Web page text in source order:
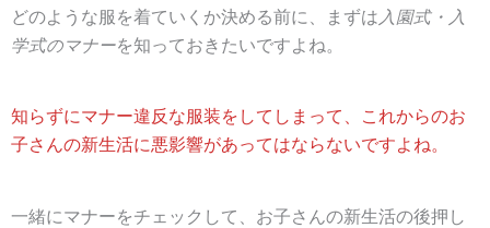
どのような服を着ていくか決める前に、まずは入園式・入
学式のマナーを知っておきたいですよね。
知らずにマナー違反な服装をしてしまって、これからのお
子さんの新生活に悪影響があってはならないですよね。
一緒にマナーをチェックして、お子さんの新生活の後押し